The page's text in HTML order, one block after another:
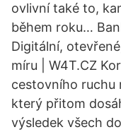
ovlivní také to,
během roku…
Digitální,
míru | W4T.CZ
cestovního ruchu
který přitom
výsledek všech